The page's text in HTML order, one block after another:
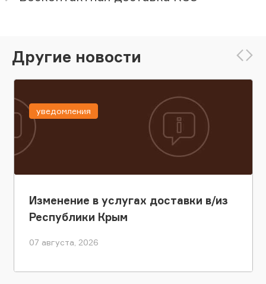
Другие новости
Изменение в услугах доставки в/из
Республики Крым
07 августа, 2026
уведомления